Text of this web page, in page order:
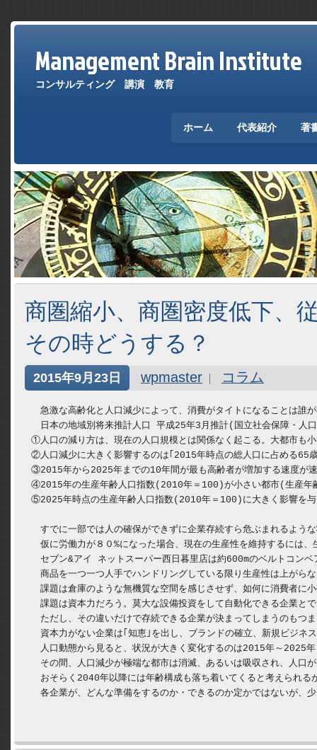
Management Brain Institute
コンサルティング 講演 教育
ホーム 代表紹介 著
商圏縮小、商圏密度低下
その時どうする？
2015年9月23日 wpmaster コラム
急激な高齢化と人口減少によって、消費がタイトになることは誰
日本の地域別将来推計人口 平成25年3月推計(国立社会保障・人
①人口の減り方は、現在の人口規模とは関係なく起こる。大都市も
②人口減少に大きく影響するのは｢2015年時点の総人口に占める65
③2015年から2025年までの10年間が最も高齢者が増加する速度が
④2015年の生産年齢人口指数(2010年＝100)が小さい都市(生産年
⑤2025年時点の生産年齢人口指数(2010年＝100)に大きく影響を
すでに一部では人の確保ができずに企業存続すら危ぶまれるよう
仮に労働力が８０%になった場合、現在の生産性を維持するには
セブン&アイ ネットスーパー西日暮里店は約600mのベルトコンベ
商品を一つ一つ人手でハンドリングしている限り生産性は上がら
課題は倉庫のような無機質な空間を感じさせず、如何に消費者に
課題は資本力だろう。莫大な設備投資をして自動化できる企業と
ただし、その違いだけで存続できる企業が決まってしまうのもつ
資本力がない企業は｢知恵｣を出し、ブランドの確立、新規ビジネ
人口動態から見ると、状況が大きく変化するのは2015年～2025
その間、人口減少が極端な都市は消滅、あるいは吸収され、人口
おそらく2040年以降には年齢構成も落ち着いてくると考えられ